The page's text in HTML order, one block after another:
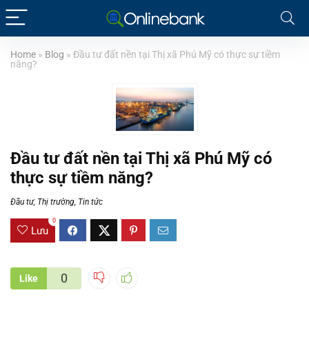
Home » Blog » Đầu tư đất nền tại Thị xã Phú Mỹ có thực sự tiềm
năng?
Đầu tư đất nền tại Thị xã Phú Mỹ có
thực sự tiềm năng?
Đầu tư, Thị trường, Tin tức
Lưu
0
Like 0